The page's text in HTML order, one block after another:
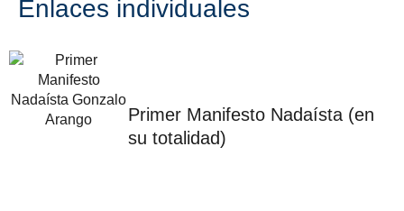
Enlaces individuales
Primer Manifesto Nadaísta (en
su totalidad)